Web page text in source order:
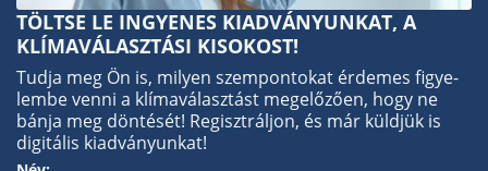
TÖLTSE LE INGYENES KIADVÁNYUNKAT, A
KLÍMAVÁLASZTÁSI KISOKOST!
Tudja meg Ön is, milyen szem­pon­tokat érdemes figye­
lembe venni a klíma­választást mege­lőzően, hogy ne
bánja meg dön­tését! Regisztráljon, és már küldjük is
digitális kiad­ványunkat!